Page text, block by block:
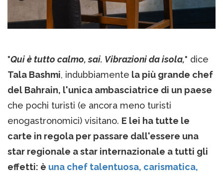
"Qui è tutto calmo, sai. Vibrazioni da isola," dice
Tala Bashmi, indubbiamente la più grande chef
del Bahrain, l'unica ambasciatrice di un paese
che pochi turisti (e ancora meno turisti
enogastronomici) visitano. E lei ha tutte le
carte in regola per passare dall'essere una
star regionale a star internazionale a tutti gli
effetti: è una chef talentuosa, carismatica,